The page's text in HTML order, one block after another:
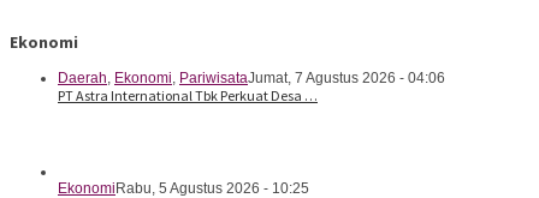
Ekonomi
Daerah, Ekonomi, PariwisataJumat, 7 Agustus 2026 - 04:06
PT Astra International Tbk Perkuat Desa …
Ekonomi Rabu, 5 Agustus 2026 - 10:25